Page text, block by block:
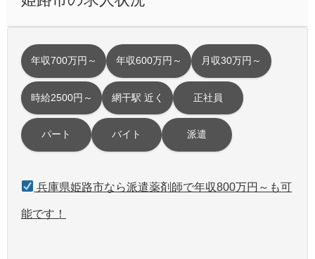
年収700万円～ 年収600万円～ 月収30万円～
時給2500円～ 網干駅 近く 正社員
パート バイト 派遣
兵庫県姫路市なら派遣薬剤師で年収800万円～も可
能です！